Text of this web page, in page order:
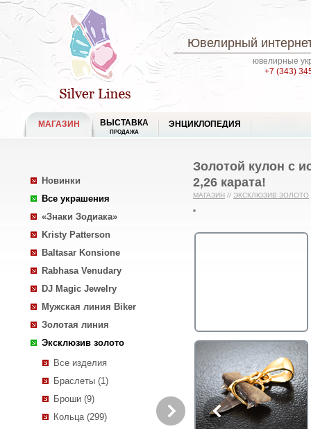
Ювелирный
ювелирные
+7 (343)
МАГАЗИН ВЫСТАВКА
ПРОДАЖА
ЭНЦИКЛОПЕДИЯ
Новинки
Все украшения
«Знаки Зодиака»
Kristy Patterson
Baltasar Konsione
Rabhasa Venudary
DJ Magic Jewelry
Мужская линия Biker
Золотая линия
Эксклюзив золото
Все изделия
Браслеты (1)
Броши (9)
Кольца (299)
Золотой кулон с
2,26 карата!
МАГАЗИН // ЭКСКЛЮЗИВ ЗОЛОТО